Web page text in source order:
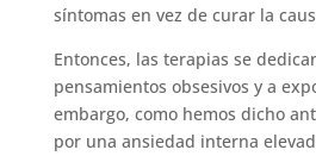
síntomas en vez de curar la
Entonces, las terapias se
pensamientos obsesivos y a
embargo, como hemos dicho
por una ansiedad interna